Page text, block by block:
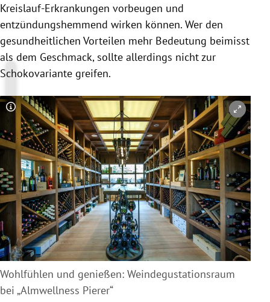
Kreislauf-Erkrankungen vorbeugen und
entzündungshemmend wirken können. Wer den
gesundheitlichen Vorteilen mehr Bedeutung beimisst
als dem Geschmack, sollte allerdings nicht zur
Schokovariante greifen.
Copyright-Hinweis öffnen/schließen
Wohlfühlen und genießen: Weindegustationsraum
bei „Almwellness Pierer“